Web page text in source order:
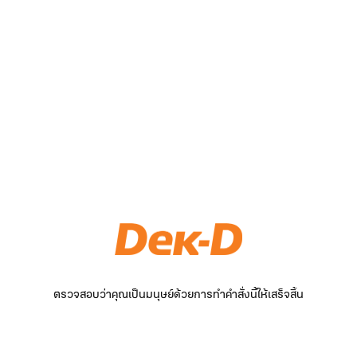
ตรวจสอบว่าคุณเป็นมนุษย์ด้วยการทำคำสั่งนี้ให้เสร็จสิ้น